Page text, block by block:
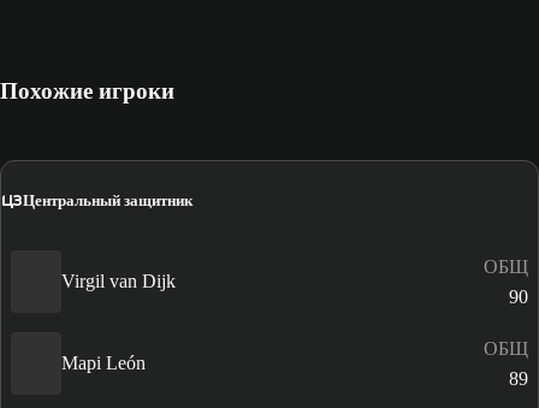
Похожие игроки
ЦЗЦентральный защитник
Virgil van Dijk
ОБЩ
90
Mapi León
ОБЩ
89